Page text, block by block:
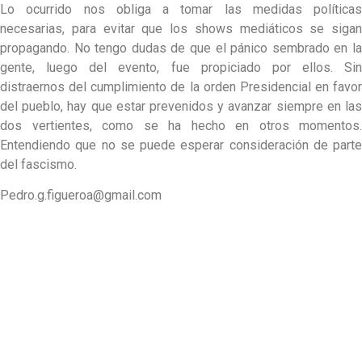
Lo ocurrido nos obliga a tomar las medidas políticas
necesarias, para evitar que los shows mediáticos se sigan
propagando. No tengo dudas de que el pánico sembrado en la
gente, luego del evento, fue propiciado por ellos. Sin
distraernos del cumplimiento de la orden Presidencial en favor
del pueblo, hay que estar prevenidos y avanzar siempre en las
dos vertientes, como se ha hecho en otros momentos.
Entendiendo que no se puede esperar consideración de parte
del fascismo.
Pedro.g.figueroa@gmail.com